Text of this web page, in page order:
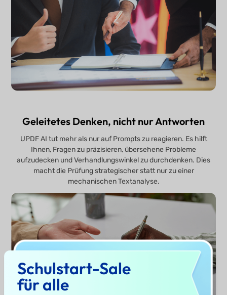
Geleitetes Denken, nicht nur Antworten
UPDF AI tut mehr als nur auf Prompts zu reagieren. Es hilft
Ihnen, Fragen zu präzisieren, übersehene Probleme
aufzudecken und Verhandlungswinkel zu durchdenken. Dies
macht die Prüfung strategischer statt nur zu einer
mechanischen Textanalyse.
Schulstart-Sale
für alle